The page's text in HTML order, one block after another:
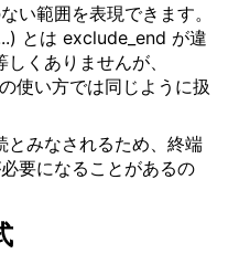
い範囲を表現できます。
とは exclude_end が違
くありませんが、
使い方では同じように扱
とみなされるため、終端
要になることがあるの